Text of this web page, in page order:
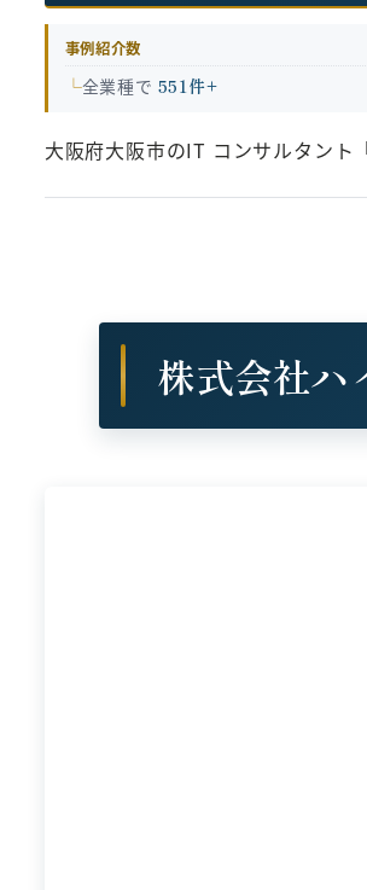
事例紹介数
全業種で 551件+
大阪府大阪市のIT コンサルタント
株式会社ハ